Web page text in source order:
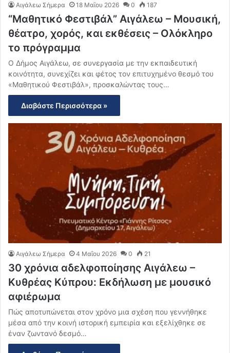
Αιγάλεω Σήμερα 18 Μαΐου 2026 0 187
“Μαθητικό Φεστιβάλ” Αιγάλεω – Μουσική,
θέατρο, χορός, και εκθέσεις – Ολόκληρο
το πρόγραμμα
Ο Δήμος Αιγάλεω, σε συνεργασία με την εκπαιδευτική
κοινότητα, συνεχίζει και φέτος τον επιτυχημένο θεσμό του
«Μαθητικού Φεστιβάλ», προσκαλώντας τους…
Διαβάστε Περισσότερα »
Αιγάλεω Σήμερα 4 Μαΐου 2026 0 21
30 χρόνια αδελφοποίησης Αιγάλεω –
Κυθρέας Κύπρου: Εκδήλωση με μουσικό
αφιέρωμα
Πώς αποτυπώνεται στον χρόνο μια σχέση που γεννήθηκε
μέσα από την κοινή ιστορική εμπειρία και εξελίχθηκε σε
έναν ζωντανό δεσμό…